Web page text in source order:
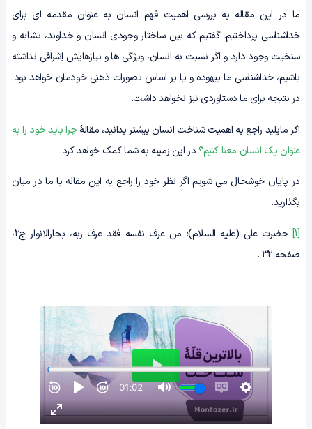
ما در این مقاله به بررسی اهمیت فهم انسان به عنوان مقدمه ای برای
خداشناسی پرداختیم. گفتیم که بین ساختار وجودی انسان و خداوند، تشابه و
سنخیت وجود دارد و اگر نسبت به انسان، ویژگی ها و نیازهایش اِشرافی نداشته
باشیم، خداشناسی ما بیهوده و یا بر اساس تصورات ذهنی خودمان خواهد بود.
در نتیجه برای ما دستاوردی نیز نخواهد داشت.
اگر مایلید راجع به اهمیت شناخت انسان بیشتر بدانید، مقالۀچرا باید خود را به
عنوان یک انسان معنا کنیم؟ در این زمینه به شما کمک خواهد کرد.
در پایان خوشحال می شویم اگر نظر خود را راجع به این مقاله با ما در میان
بگذارید.
[1]
حضرت علی (علیه السلام): من عرف نفسه فقد عرف ربه، بحارالانوار ج۲،
صفحه ۳۲ .